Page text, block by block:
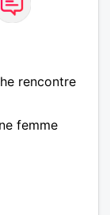
rencontre
femme